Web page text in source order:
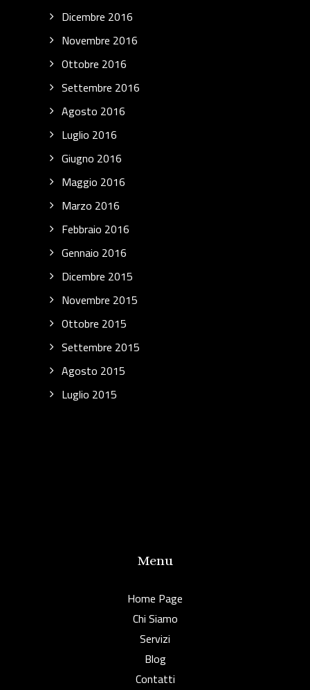
Dicembre 2016
Novembre 2016
Ottobre 2016
Settembre 2016
Agosto 2016
Luglio 2016
Giugno 2016
Maggio 2016
Marzo 2016
Febbraio 2016
Gennaio 2016
Dicembre 2015
Novembre 2015
Ottobre 2015
Settembre 2015
Agosto 2015
Luglio 2015
Menu
Home Page
Chi Siamo
Servizi
Blog
Contatti